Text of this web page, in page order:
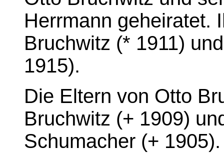
Herrmann geheiratet.
Bruchwitz (* 1911)
1915).
Die Eltern von Otto
Bruchwitz (+ 1909)
Schumacher (+ 1905).